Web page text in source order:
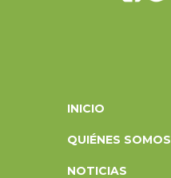
INICIO
QUIÉNES SOMOS
NOTICIAS